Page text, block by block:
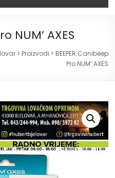
NUM’ AXES
> Proizvodi > BEEPER Canibeep
Pro NUM’ AXES